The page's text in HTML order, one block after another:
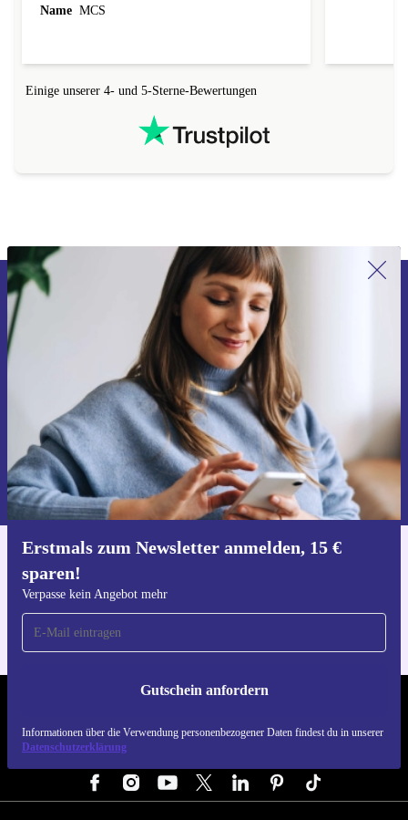
Name MCS
Einige unserer 4- und 5-Sterne-Bewertungen
Erstmals zum Newsletter anmelden, 15 €
sparen!
Verpasse kein Angebot mehr
Gutschein anfordern
Informationen über die Verwendung personenbezogener Daten findest du in unserer
Datenschutzerklärung
Erstmals zum Newsletter anmelden,
15 € sparen!
Verpasse kein Angebot mehr.
Gutschein anfordern
Informationen über die Verwendung personenbezogener Daten findest
du in unsererDatenschutzerklärung.